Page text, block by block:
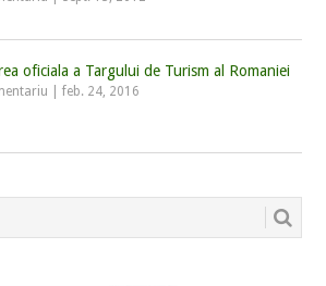
oficiala a Targului de Turism al Romaniei
|feb. 24, 2016